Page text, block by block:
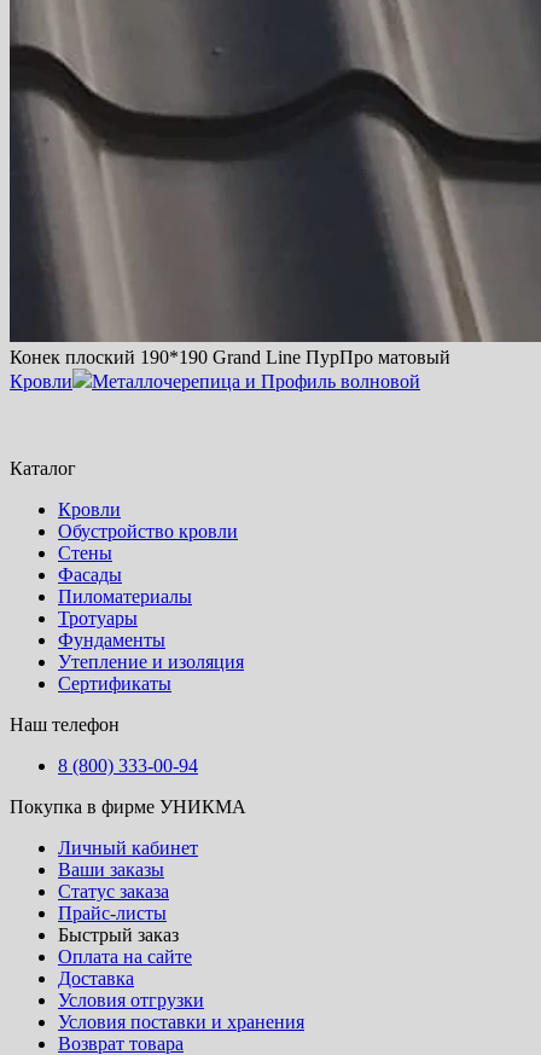
Конек плоский 190*190 Grand Line ПурПро матовый
Кровли
Металлочерепица и Профиль волновой
Каталог
Кровли
Обустройство кровли
Стены
Фасады
Пиломатериалы
Тротуары
Фундаменты
Утепление и изоляция
Сертификаты
Наш телефон
8 (800) 333-00-94
Покупка в фирме УНИКМА
Личный кабинет
Ваши заказы
Статус заказа
Прайс-листы
Быстрый заказ
Оплата на сайте
Доставка
Условия отгрузки
Условия поставки и хранения
Возврат товара